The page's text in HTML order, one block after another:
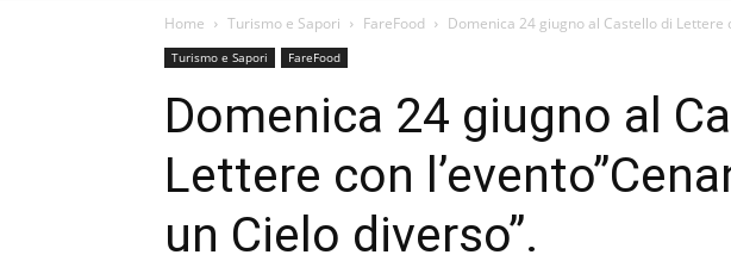
Home Turismo e Sapori FareFood Domenica 24 giugno al Castello di Lettere
Turismo e Sapori FareFood
Domenica 24 giugno al
Lettere con
un Cielo diverso”.